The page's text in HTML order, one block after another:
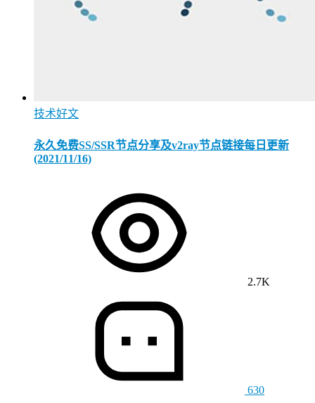
技术好文
永久免费SS/SSR节点分享及v2ray节点链接每日更新
(2021/11/16)
2.7K
630